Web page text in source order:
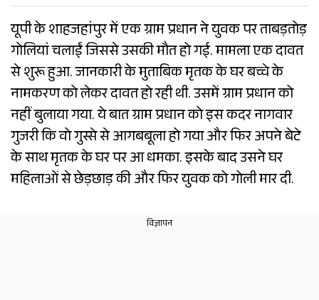
यूपी के शाहजहांपुर में एक ग्राम प्रधान ने युवक पर ताबड़तोड़
गोलियां चलाईं जिससे उसकी मौत हो गई. मामला एक दावत
से शुरू हुआ. जानकारी के मुताबिक मृतक के घर बच्चे के
नामकरण को लेकर दावत हो रही थी. उसमें ग्राम प्रधान को
नहीं बुलाया गया. ये बात ग्राम प्रधान को इस कदर नागवार
गुजरी कि वो गुस्से से आगबबूला हो गया और फिर अपने बेटे
के साथ मृतक के घर पर आ धमका. इसके बाद उसने घर
महिलाओं से छेड़छाड़ की और फिर युवक को गोली मार दी.